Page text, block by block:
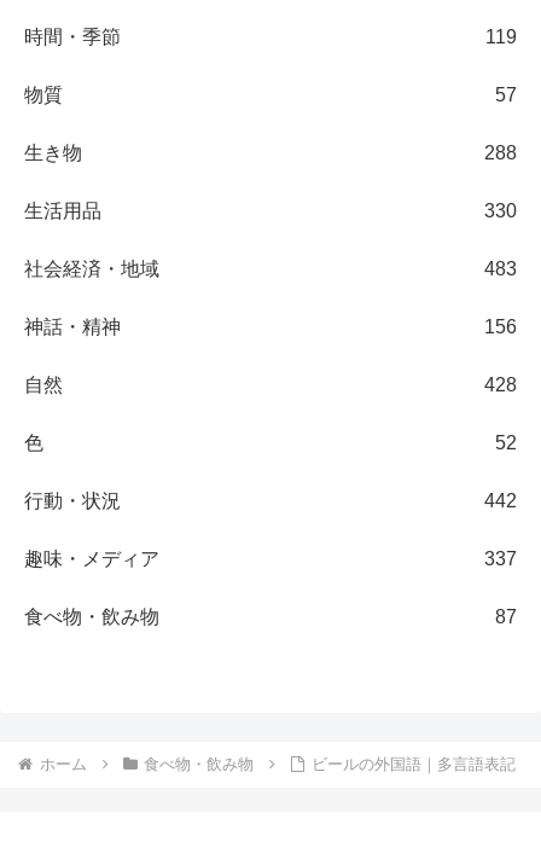
時間・季節 119
物質 57
生き物 288
生活用品 330
社会経済・地域 483
神話・精神 156
自然 428
色 52
行動・状況 442
趣味・メディア 337
食べ物・飲み物 87
ホーム 食べ物・飲み物 ビールの外国語｜多言語表記